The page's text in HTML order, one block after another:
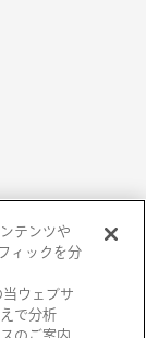
テンツや
ィックを分
ウェブサ
で分析